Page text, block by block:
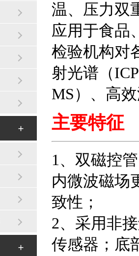
温、压力双
应用于食品
检验机构对
射光谱（
MS）、高
主要特征
1、双磁控
内微波磁场
致性；
2、采用非
传感器；底